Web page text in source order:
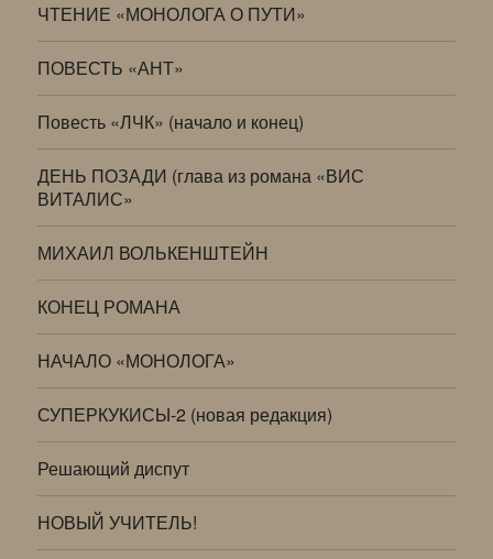
ЧТЕНИЕ «МОНОЛОГА О ПУТИ»
ПОВЕСТЬ «АНТ»
Повесть «ЛЧК» (начало и конец)
ДЕНЬ ПОЗАДИ (глава из романа «ВИС
ВИТАЛИС»
МИХАИЛ ВОЛЬКЕНШТЕЙН
КОНЕЦ РОМАНА
НАЧАЛО «МОНОЛОГА»
СУПЕРКУКИСЫ-2 (новая редакция)
Решающий диспут
НОВЫЙ УЧИТЕЛЬ!